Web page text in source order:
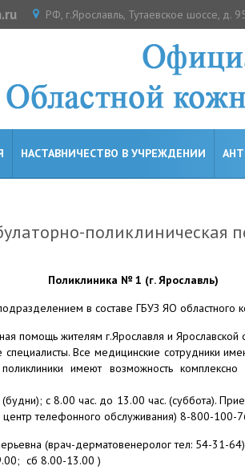
РФ, г.Ярославль, Тутаевское шоссе, д.
НАСТАВНИЧЕСТВО В УЧРЕЖДЕНИИ
поликлиническая
Поликлиника № 1 (г. Ярославль)
в составе ГБУЗ ЯО областного
помощь жителям г.Ярославля и
Все медицинские сотрудники
имеют возможность
с 8.00 час. до 13.00 час. (суббота).
центр телефонного обслуживания) 8-800-100-
(врач-дерматовенеролог тел: 54-31-64)
сб 8.00-13.00 )